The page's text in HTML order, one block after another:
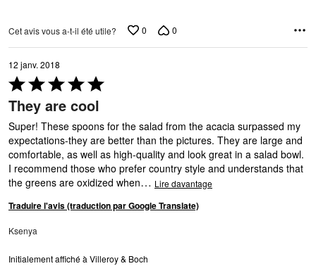
Cet avis vous a-t-il été utile? 0 0
12 janv. 2018
Coté
5 sur
5
They are cool
Super! These spoons for the salad from the acacia surpassed my
expectations-they are better than the pictures. They are large and
comfortable, as well as high-quality and look great in a salad bowl.
I recommend those who prefer country style and understands that
the greens are oxidized when… Lire davantage
Traduire l'avis (traduction par Google Translate)
Ksenya
Initialement affiché à Villeroy & Boch